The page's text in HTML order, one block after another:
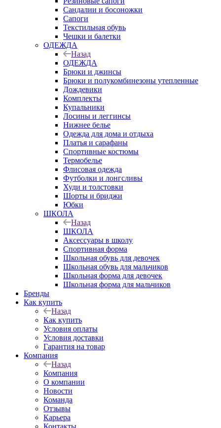
Сандалии и босоножки
Сапоги
Текстильная обувь
Чешки и балетки
ОДЕЖДА
Назад
ОДЕЖДА
Брюки и джинсы
Брюки и полукомбинезоны утепленные
Дождевики
Комплекты
Купальники
Лосины и леггинсы
Нижнее белье
Одежда для дома и отдыха
Платья и сарафаны
Спортивные костюмы
Термобелье
Флисовая одежда
Футболки и лонгсливы
Худи и толстовки
Шорты и бриджи
Юбки
ШКОЛА
Назад
ШКОЛА
Аксессуары в школу
Спортивная форма
Школьная обувь для девочек
Школьная обувь для мальчиков
Школьная форма для девочек
Школьная форма для мальчиков
Бренды
Как купить
Назад
Как купить
Условия оплаты
Условия доставки
Гарантия на товар
Компания
Назад
Компания
О компании
Новости
Команда
Отзывы
Карьера
Контакты